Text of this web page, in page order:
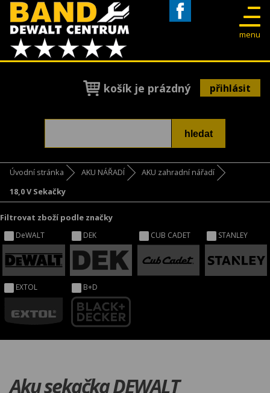
menu
košík je prázdný přihlásit
Úvodní stránka AKU NÁŘADÍ
AKU zahradní nářadí
18,0 V Sekačky
Filtrovat zboží podle značky
DeWALT DEK CUB CADET STANLEY
EXTOL B+D
Aku sekačka DEWALT